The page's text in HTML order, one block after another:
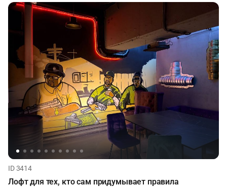
ID 3414
Лофт для тех, кто сам придумывает правила